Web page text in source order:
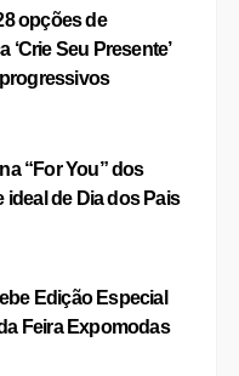
opções de
‘Crie Seu Presente’
“For You” dos
de Dia dos Pais
Edição Especial
Feira Expomodas